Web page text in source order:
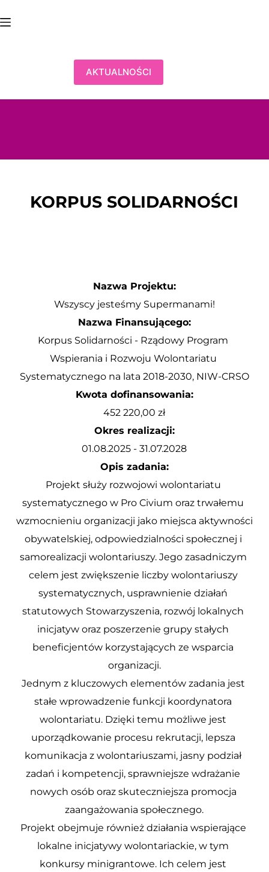
treści
AKTUALNOŚCI
KORPUS SOLIDARNOŚCI
Nazwa Projektu:
Wszyscy jesteśmy Supermanami!
Nazwa Finansującego:
Korpus Solidarności - Rządowy Program
Wspierania i Rozwoju Wolontariatu
Systematycznego na lata 2018-2030, NIW-CRSO
Kwota dofinansowania:
452 220,00 zł
Okres realizacji:
01.08.2025 - 31.07.2028
Opis zadania:
Projekt służy rozwojowi wolontariatu
systematycznego w Pro Civium oraz trwałemu
wzmocnieniu organizacji jako miejsca aktywności
obywatelskiej, odpowiedzialności społecznej i
samorealizacji wolontariuszy. Jego zasadniczym
celem jest zwiększenie liczby wolontariuszy
systematycznych, usprawnienie działań
statutowych Stowarzyszenia, rozwój lokalnych
inicjatyw oraz poszerzenie grupy stałych
beneficjentów korzystających ze wsparcia
organizacji.
Jednym z kluczowych elementów zadania jest
stałe wprowadzenie funkcji koordynatora
wolontariatu. Dzięki temu możliwe jest
uporządkowanie procesu rekrutacji, lepsza
komunikacja z wolontariuszami, jasny podział
zadań i kompetencji, sprawniejsze wdrażanie
nowych osób oraz skuteczniejsza promocja
zaangażowania społecznego.
Projekt obejmuje również działania wspierające
lokalne inicjatywy wolontariackie, w tym
konkursy minigrantowe. Ich celem jest